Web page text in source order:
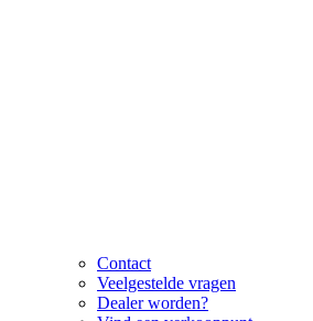
Contact
Veelgestelde vragen
Dealer worden?